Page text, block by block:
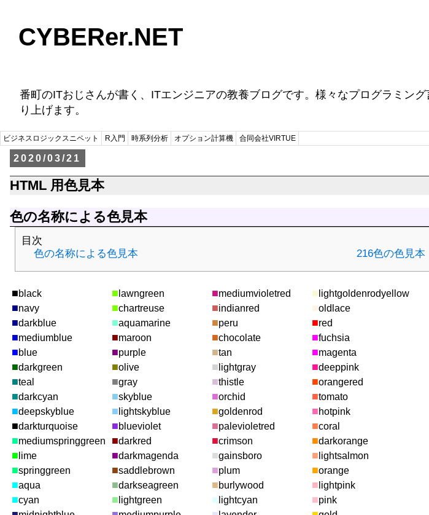
CYBERer.NET
番町のITおじさんが書く、ITエンジニアの教養ブログです。様々なプログラミン
り上げます。
ビジネスロジックスニペット R入門 時系列分析 オプション計算機 合同会社VIRTUE
2020/03/21
HTML 用色見本
色の名称による色見本
目次
色の名称による色見本
216色の色見本
■black
■navy
■darkblue
■mediumblue
■blue
■darkgreen
■teal
■darkcyan
■deepskyblue
■darkturquoise
■mediumspringgreen
■ lime
■springgreen
■aqua
■cyan
■ lawngreen
■chartreuse
■aquamarine
■maroon
■purple
■olive
■gray
■skyblue
■ lightskyblue
■blueviolet
■darkred
■darkmagenda
■saddlebrown
■darkseagreen
■ lightgreen
■mediumvioletred
■indianred
■peru
■chocolate
■tan
■ lightgray
■thistle
■orchid
■goldenrod
■palevioletred
■crimson
■gainsboro
■plum
■burlywood
■ lightcyan
■ lightgoldenrodyellow
■oldlace
■red
■fuchsia
■magenta
■deeppink
■orangered
■tomato
■hotpink
■coral
■darkorange
■ lightsalmon
■orange
■ lightpink
■pink